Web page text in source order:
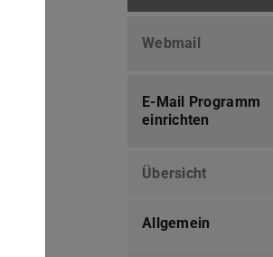
Webmail
E-Mail Programm
einrichten
Übersicht
Allgemein